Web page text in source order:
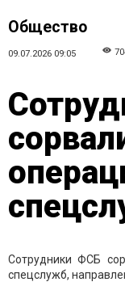
Общество
09.07.2026 09:05
Сотрудники ФСБ
спецслужб,